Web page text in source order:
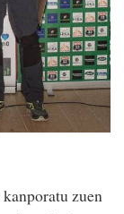
zuen